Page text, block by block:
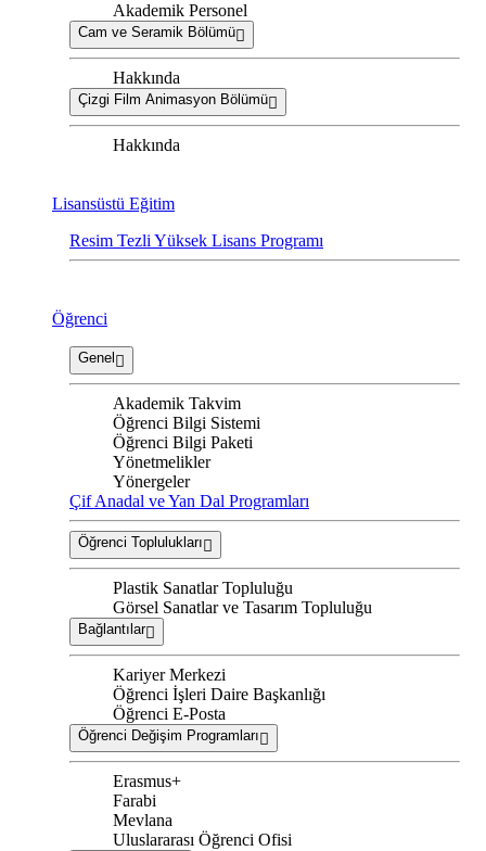
Akademik Personel
Cam ve Seramik Bölümü
Hakkında
Çizgi Film Animasyon Bölümü
Hakkında
Lisansüstü Eğitim
Resim Tezli Yüksek Lisans Programı
Öğrenci
Genel
Akademik Takvim
Öğrenci Bilgi Sistemi
Öğrenci Bilgi Paketi
Yönetmelikler
Yönergeler
Çif Anadal ve Yan Dal Programları
Öğrenci Toplulukları
Plastik Sanatlar Topluluğu
Görsel Sanatlar ve Tasarım Topluluğu
Bağlantılar
Kariyer Merkezi
Öğrenci İşleri Daire Başkanlığı
Öğrenci E-Posta
Öğrenci Değişim Programları
Erasmus+
Farabi
Mevlana
Uluslararası Öğrenci Ofisi